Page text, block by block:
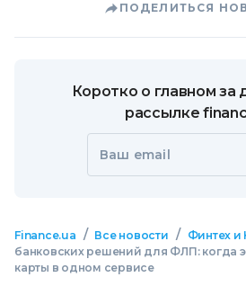
ПОДЕЛИТЬСЯ
Коротко о главном за
рассылке
Ваш email
Finance.ua / Все новости / Финтех и
банковских решений для ФЛП: когда
карты в одном сервисе